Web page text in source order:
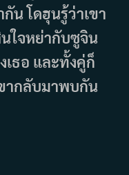
น โดฮุนรู้ว่าเขา
นใจหย่ากับซูจิน
เธอ และทั้งคู่ก็
ากลับมาพบกัน